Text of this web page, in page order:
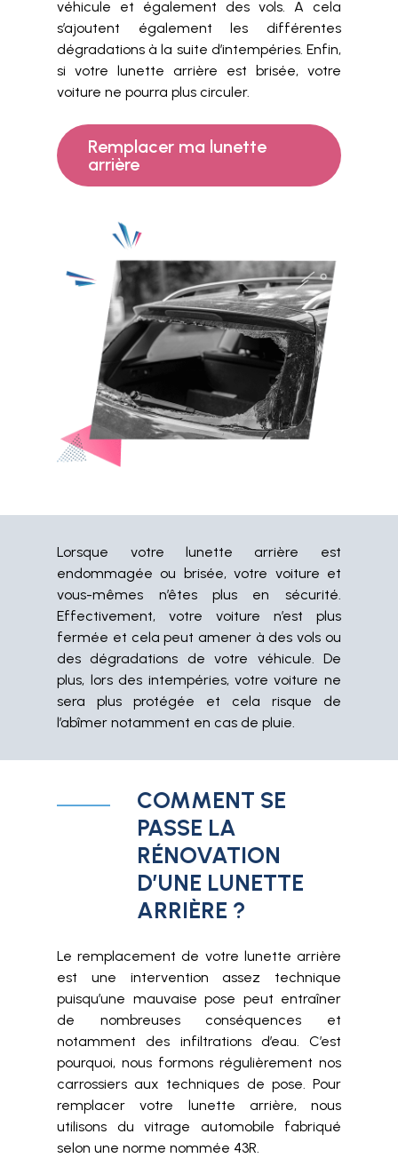
véhicule et également des vols. A cela
s’ajoutent également les différentes
dégradations à la suite d’intempéries. Enfin,
si votre lunette arrière est brisée, votre
voiture ne pourra plus circuler.
Remplacer ma lunette
arrière
Lorsque votre lunette arrière est
endommagée ou brisée, votre voiture et
vous-mêmes n’êtes plus en sécurité.
Effectivement, votre voiture n’est plus
fermée et cela peut amener à des vols ou
des dégradations de votre véhicule. De
plus, lors des intempéries, votre voiture ne
sera plus protégée et cela risque de
l’abîmer notamment en cas de pluie.
COMMENT SE
PASSE LA
RÉNOVATION
D’UNE LUNETTE
ARRIÈRE ?
Le remplacement de votre lunette arrière
est une intervention assez technique
puisqu’une mauvaise pose peut entraîner
de nombreuses conséquences et
notamment des infiltrations d’eau. C’est
pourquoi, nous formons régulièrement nos
carrossiers aux techniques de pose. Pour
remplacer votre lunette arrière, nous
utilisons du vitrage automobile fabriqué
selon une norme nommée 43R.